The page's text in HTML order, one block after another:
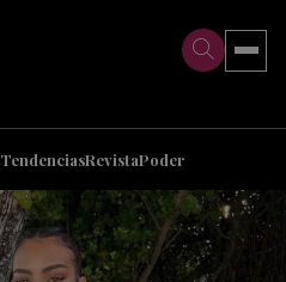
TendenciasRevistaPoder